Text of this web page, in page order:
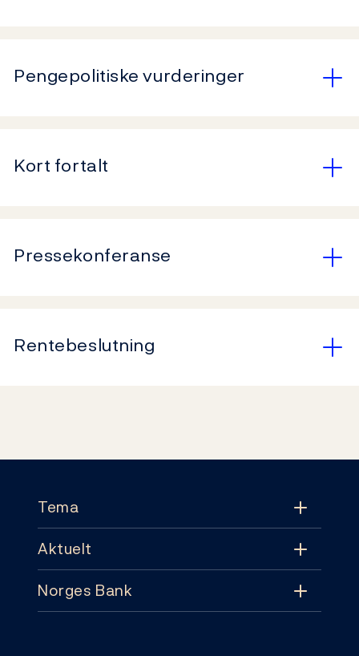
Pengepolitiske vurderinger
Kort fortalt
Pressekonferanse
Rentebeslutning
Tema
Tema
Pengepolitikk
Aktuelt
Aktuelt
Norges Bank